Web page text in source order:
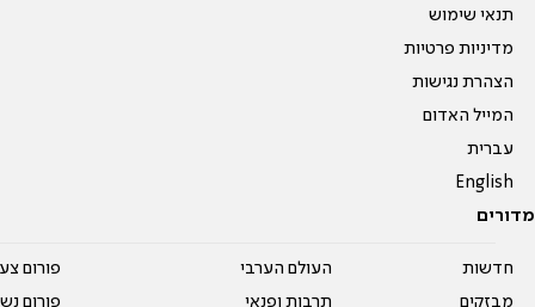
תנאי שימוש
מדיניות פרטיות
הצהרת נגישות
המייל האדום
עברית
English
מדורים
חדשות
מבזקים
העולם הערבי
תרבות ופנאי
פורום
פורום